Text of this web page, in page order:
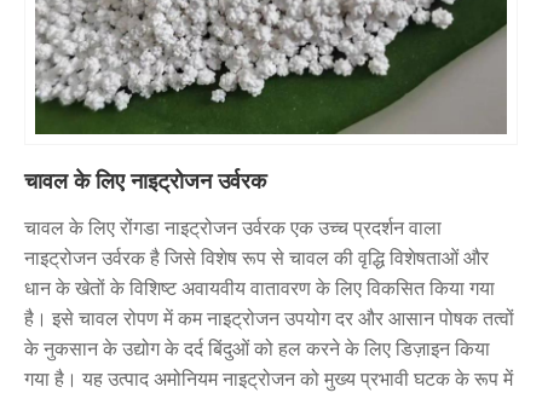
चावल के लिए नाइट्रोजन उर्वरक
चावल के लिए रोंगडा नाइट्रोजन उर्वरक एक उच्च प्रदर्शन वाला
नाइट्रोजन उर्वरक है जिसे विशेष रूप से चावल की वृद्धि विशेषताओं और
धान के खेतों के विशिष्ट अवायवीय वातावरण के लिए विकसित किया गया
है। इसे चावल रोपण में कम नाइट्रोजन उपयोग दर और आसान पोषक तत्वों
के नुकसान के उद्योग के दर्द बिंदुओं को हल करने के लिए डिज़ाइन किया
गया है। यह उत्पाद अमोनियम नाइट्रोजन को मुख्य प्रभावी घटक के रूप में